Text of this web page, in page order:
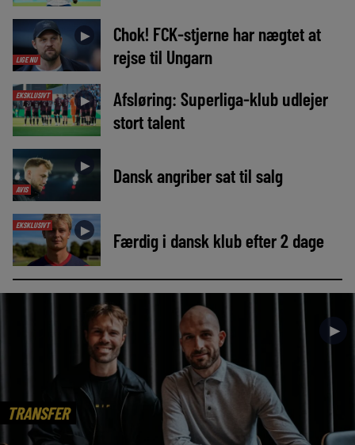
LIGE NU
►
Chok! FCK-stjerne har nægtet at
rejse til Ungarn
EKSKLUSIVT ►
Afsløring: Superliga-klub udlejer
stort talent
AVIS
► Dansk angriber sat til salg
EKSKLUSIVT ► Færdig i dansk klub efter 2 dage
TRANSFER
►